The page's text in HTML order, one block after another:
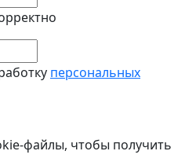
персональных
файлы, чтобы получить